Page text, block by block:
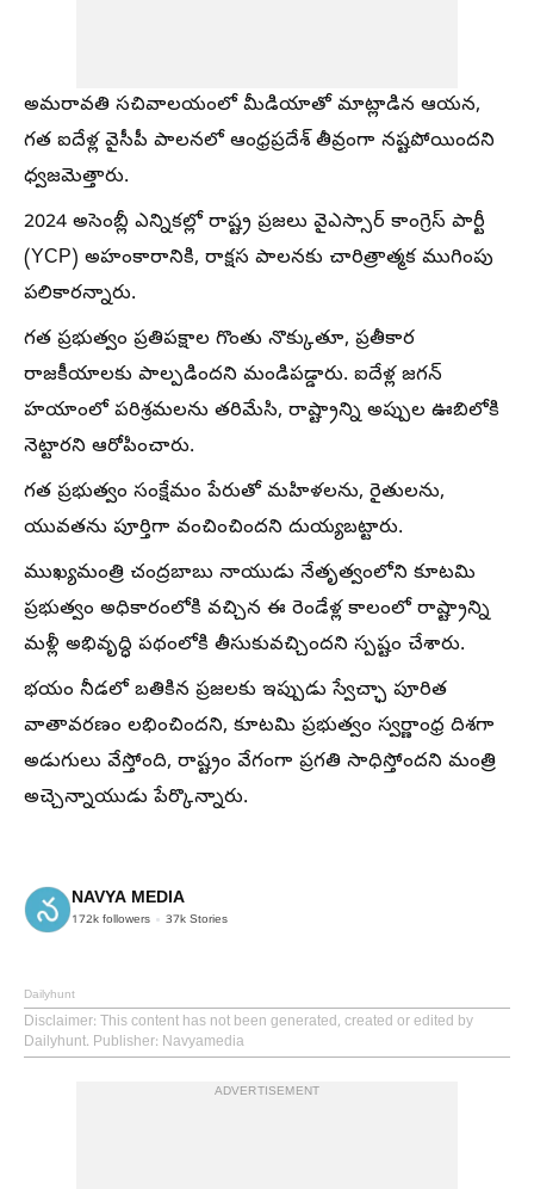
అమరావతి సచివాలయంలో మీడియాతో మాట్లాడిన ఆయన,
గత ఐదేళ్ల వైసీపీ పాలనలో ఆంధ్రప్రదేశ్ తీవ్రంగా నష్టపోయిందని
ధ్వజమెత్తారు.
2024 అసెంబ్లీ ఎన్నికల్లో రాష్ట్ర ప్రజలు వైఎస్సార్ కాంగ్రెస్ పార్టీ
(YCP) అహంకారానికి, రాక్షస పాలనకు చారిత్రాత్మక ముగింపు
పలికారన్నారు.
గత ప్రభుత్వం ప్రతిపక్షాల గొంతు నొక్కుతూ, ప్రతీకార
రాజకీయాలకు పాల్పడిందని మండిపడ్డారు. ఐదేళ్ల జగన్
హయాంలో పరిశ్రమలను తరిమేసి, రాష్ట్రాన్ని అప్పుల ఊబిలోకి
నెట్టారని ఆరోపించారు.
గత ప్రభుత్వం సంక్షేమం పేరుతో మహిళలను, రైతులను,
యువతను పూర్తిగా వంచించిందని దుయ్యబట్టారు.
ముఖ్యమంత్రి చంద్రబాబు నాయుడు నేతృత్వంలోని కూటమి
ప్రభుత్వం అధికారంలోకి వచ్చిన ఈ రెండేళ్ల కాలంలో రాష్ట్రాన్ని
మళ్లీ అభివృద్ధి పథంలోకి తీసుకువచ్చిందని స్పష్టం చేశారు.
భయం నీడలో బతికిన ప్రజలకు ఇప్పుడు స్వేచ్ఛా పూరిత
వాతావరణం లభించిందని, కూటమి ప్రభుత్వం స్వర్ణాంధ్ర దిశగా
అడుగులు వేస్తోంది, రాష్ట్రం వేగంగా ప్రగతి సాధిస్తోందని మంత్రి
అచ్చెన్నాయుడు పేర్కొన్నారు.
NAVYA MEDIA
172k followers 37k Stories
Dailyhunt
Disclaimer: This content has not been generated, created or edited by
Dailyhunt. Publisher: Navyamedia
ADVERTISEMENT